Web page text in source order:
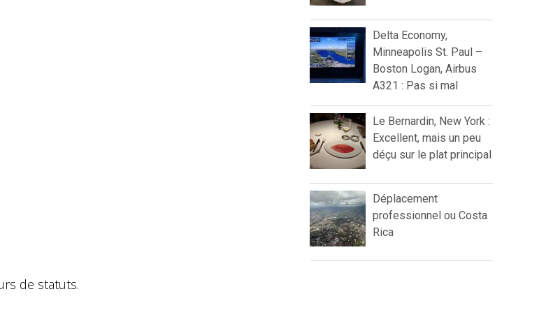
de statuts.
Delta Economy,
Minneapolis St. Paul –
Boston Logan, Airbus
A321 : Pas si mal
Le Bernardin, New York :
Excellent, mais un peu
déçu sur le plat principal
Déplacement
professionnel ou Costa
Rica